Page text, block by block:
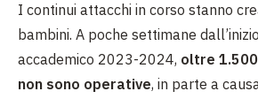
I continui attacchi in corso stanno
bambini. A poche settimane
accademico 2023-2024, oltre
non sono operative, in parte a